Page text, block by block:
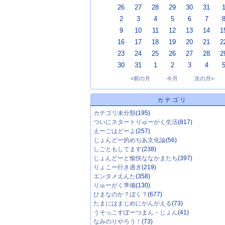
26
27 28 29 30 31
1
2
3 4 5 6 7
8
9
10 11 12 13 14
16
17 18 19 20 21
23
24 25 26 27 28
30
31 1 2 3 4 5
<前の月 今月 次の月>
カテゴリ
カテゴリ未分類(195)
ついにスタートりゅーがく生活(817)
えーごはどーよ(257)
じょんどー的めぢあ文化論(56)
しごともしてます(238)
じょんどーと愉快ななかまたち(397)
りょこー行き過ぎ(219)
エンタメえんた(358)
りゅーがく準備(130)
ひまなのか？ぼく？ (677)
たまにはまじめにかんがえる(73)
うそっこすぽーつまん・じょん(41)
なみのりやろう！ (73)